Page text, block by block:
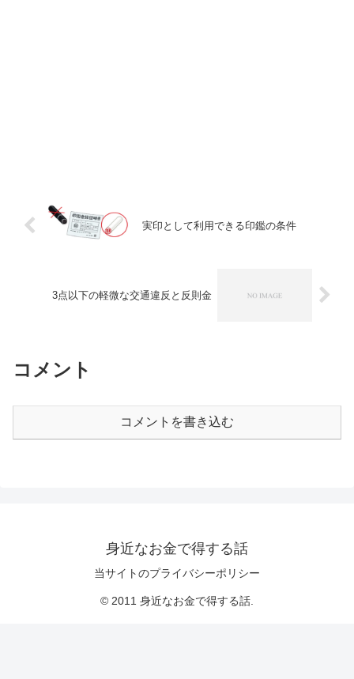
実印として利用できる印鑑の条件
3点以下の軽微な交通違反と反則金
コメント
コメントを書き込む
身近なお金で得する話
当サイトのプライバシーポリシー
© 2011 身近なお金で得する話.